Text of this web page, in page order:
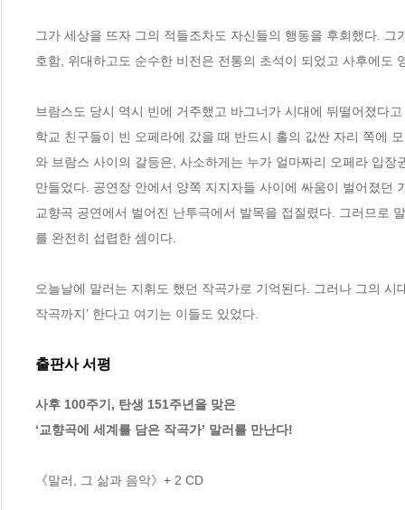
그가 세상을 뜨자 그의 적들조차도 자신들의 행동을 후회했다.
호함, 위대하고도 순수한 비전은 전통의 초석이 되었고 사후에도
브람스도 당시 역시 빈에 거주했고 바그너가 시대에 뒤떨어졌다
학교 친구들이 빈 오페라에 갔을 때 반드시 홀의 값싼 자리 쪽에
와 브람스 사이의 갈등은, 사소하게는 누가 얼마짜리 오페라 입
만들었다. 공연장 안에서 양쪽 지지자들 사이에 싸움이 벌어졌
교향곡 공연에서 벌어진 난투극에서 발목을 접질렸다. 그러므로
를 완전히 섭렵한 셈이다.
오늘날에 말러는 지휘도 했던 작곡가로 기억된다. 그러나 그의
작곡까지’ 한다고 여기는 이들도 있었다.
출판사 서평
사후 100주기, 탄생 151주년을 맞은
‘교향곡에 세계를 담은 작곡가’ 말러를 만난다!
《말러, 그 삶과 음악》+ 2 CD